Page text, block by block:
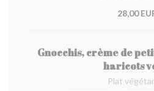
28,00
Gnocchis, crème de
haricots
Plat